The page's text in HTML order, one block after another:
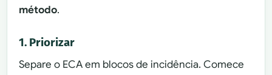
método.
1. Priorizar
Separe o ECA em blocos de incidência. Comece